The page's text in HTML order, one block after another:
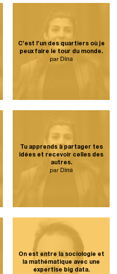
C’est l’un des quartiers où je
peux faire le tour du monde.
par Dina
Tu apprends à partager tes
idées et recevoir celles des
autres.
par Dina
On est entre la sociologie et
la mathématique avec une
expertise big data.